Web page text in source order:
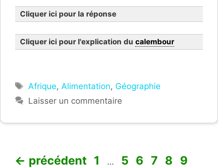
Cliquer ici pour la réponse
Cliquer ici pour l'explication du calembour
Étiquettes
Afrique, Alimentation, Géographie
Laisser un commentaire
← précédent Page
1 … Page
5 Page
6 Page
7 Page
8 Page
9